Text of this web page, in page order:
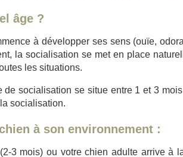
âge ?
à développer ses sens (ouïe,
la socialisation se met en place
les situations.
de socialisation se situe entre 1 et 3
socialisation.
à son environnement :
3 mois) ou votre chien adulte arrive à